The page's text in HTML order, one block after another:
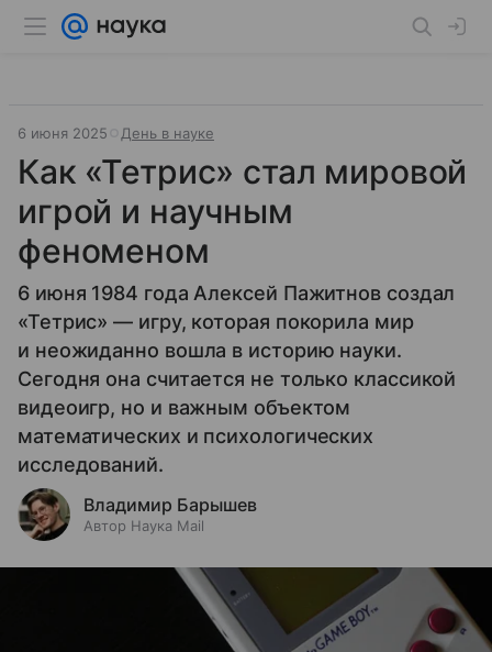
6 июня 2025 День в науке
Как «Тетрис» стал мировой
игрой и научным
феноменом
6 июня 1984 года Алексей Пажитнов создал
«Тетрис» — игру, которая покорила мир
и неожиданно вошла в историю науки.
Сегодня она считается не только классикой
видеоигр, но и важным объектом
математических и психологических
исследований.
Владимир Барышев
Автор Наука Mail